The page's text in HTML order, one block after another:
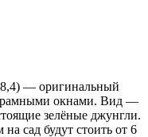
— оригинальный
окнами. Вид —
зелёные джунгли.
сад будут стоить от 6